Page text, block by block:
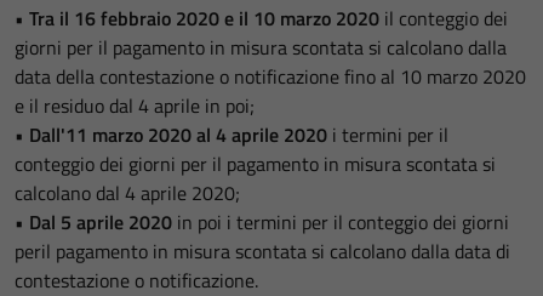
• Tra il 16 febbraio 2020 e il 10 marzo 2020 il conteggio dei
giorni per il pagamento in misura scontata si calcolano dalla
data della contestazione o notificazione fino al 10 marzo 2020
e il residuo dal 4 aprile in poi;
• Dall'11 marzo 2020 al 4 aprile 2020 i termini per il
conteggio dei giorni per il pagamento in misura scontata si
calcolano dal 4 aprile 2020;
• Dal 5 aprile 2020 in poi i termini per il conteggio dei giorni
peril pagamento in misura scontata si calcolano dalla data di
contestazione o notificazione.